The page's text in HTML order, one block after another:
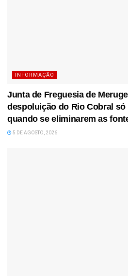
INFORMAÇÃO
Junta de Freguesia de
despoluição do Rio Cobral só
quando se eliminarem as
5 DE AGOSTO, 2026